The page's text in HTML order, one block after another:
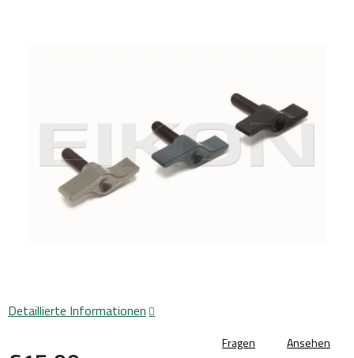
Detaillierte Informationen
Fragen Ansehen